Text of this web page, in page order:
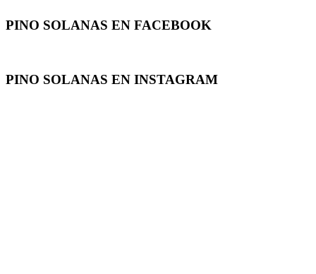
PINO SOLANAS EN FACEBOOK
PINO SOLANAS EN INSTAGRAM